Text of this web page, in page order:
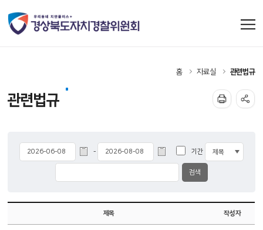
홈 자료실 관련법규
관련법규
- 기간
제목 작성자